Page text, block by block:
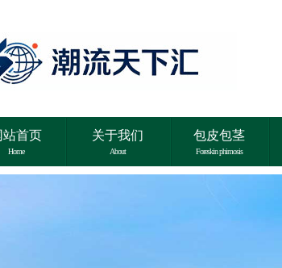
站首页
Home
关于我们
About
包皮包茎
Foreskin phimosis